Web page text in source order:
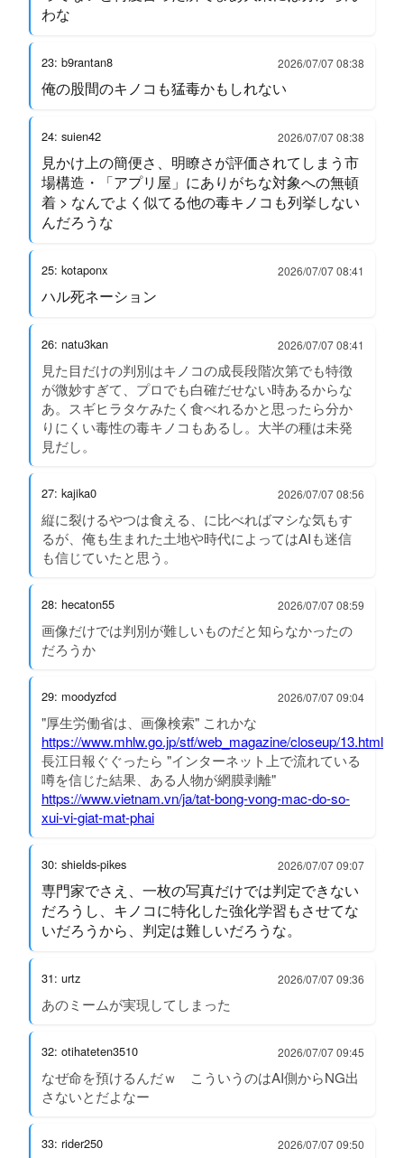
わな
23: b9rantan8 2026/07/07 08:38
俺の股間のキノコも猛毒かもしれない
24: suien42 2026/07/07 08:38
見かけ上の簡便さ、明瞭さが評価されてしまう市
場構造・「アプリ屋」にありがちな対象への無頓
着 > なんでよく似てる他の毒キノコも列挙しない
んだろうな
25: kotaponx 2026/07/07 08:41
ハル死ネーション
26: natu3kan 2026/07/07 08:41
見た目だけの判別はキノコの成長段階次第でも特徴
が微妙すぎて、プロでも白確だせない時あるからな
あ。スギヒラタケみたく食べれるかと思ったら分か
りにくい毒性の毒キノコもあるし。大半の種は未発
見だし。
27: kajika0 2026/07/07 08:56
縦に裂けるやつは食える、に比べればマシな気もす
るが、俺も生まれた土地や時代によってはAIも迷信
も信じていたと思う。
28: hecaton55 2026/07/07 08:59
画像だけでは判別が難しいものだと知らなかったの
だろうか
29: moodyzfcd 2026/07/07 09:04
"厚生労働省は、画像検索" これかな
https://www.mhlw.go.jp/stf/web_magazine/closeup/13.html
長江日報ぐぐったら "インターネット上で流れている
噂を信じた結果、ある人物が網膜剥離"
https://www.vietnam.vn/ja/tat-bong-vong-mac-do-so-
xui-vi-giat-mat-phai
30: shields-pikes 2026/07/07 09:07
専門家でさえ、一枚の写真だけでは判定できない
だろうし、キノコに特化した強化学習もさせてな
いだろうから、判定は難しいだろうな。
31: urtz 2026/07/07 09:36
あのミームが実現してしまった
32: otihateten3510 2026/07/07 09:45
なぜ命を預けるんだｗ こういうのはAI側からNG出
さないとだよなー
33: rider250 2026/07/07 09:50